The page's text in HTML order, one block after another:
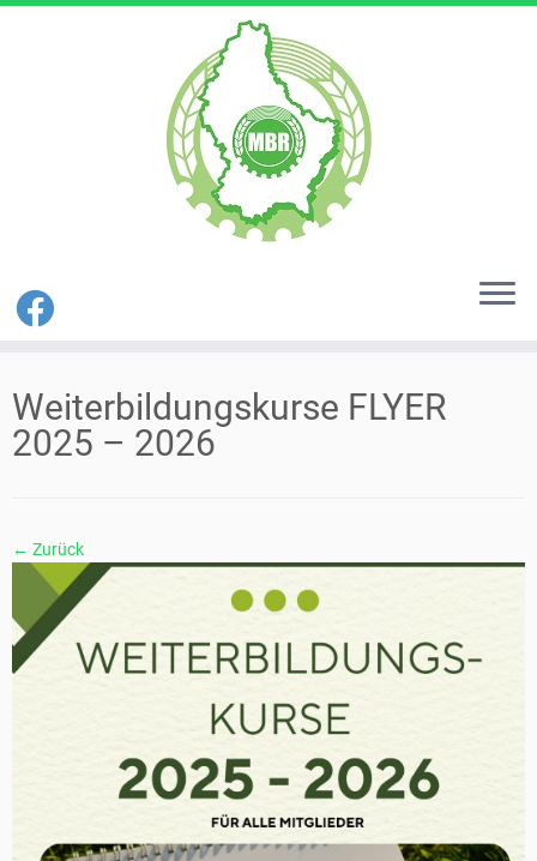
Inhalt
springen
Weiterbildungskurse FLYER
2025 – 2026
← Zurück